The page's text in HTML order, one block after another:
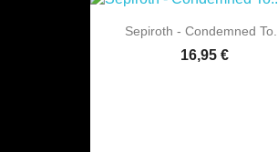
Sepiroth - Condemned To...
16,95 €